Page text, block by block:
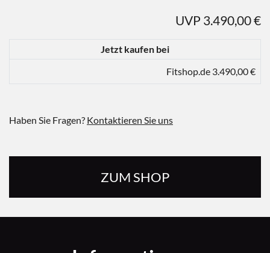
UVP 3.490,00 €
Jetzt kaufen bei
Fitshop.de 3.490,00 €
Haben Sie Fragen? Kontaktieren Sie uns
ZUM SHOP